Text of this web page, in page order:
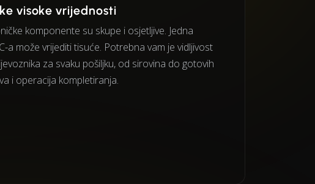
visoke vrijednosti
komponente su skupe i osjetljive. Jedna
a može vrijediti tisuće. Potrebna vam je vidljivost
za svaku pošiljku, od sirovina do gotovih
i operacija kompletiranja.